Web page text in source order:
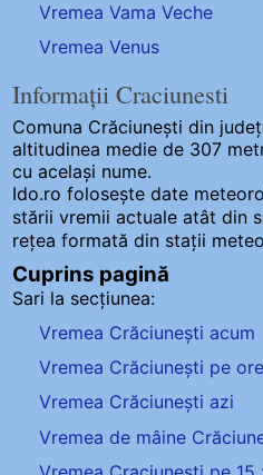
Vremea Vama Veche
Vremea Venus
Informații Craciunesti
Comuna Crăciunești din
altitudinea medie de 307
cu același nume.
Ido.ro folosește date
stării vremii actuale atât din
rețea formată din stații meteo
Cuprins pagină
Sari la secțiunea:
Vremea Crăciunești acum
Vremea Crăciunești pe ore
Vremea Crăciunești azi
Vremea de mâine